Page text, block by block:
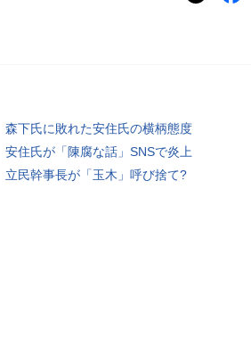
森下氏に敗れた安住氏の横柄態度
安住氏が「陳腐な話」SNSで炎上
立民幹事長が「玉木」呼び捨て?